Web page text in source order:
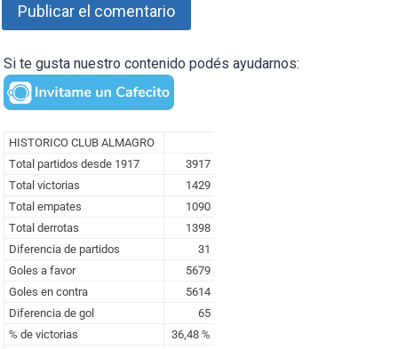
Si te gusta nuestro contenido podés ayudarnos: